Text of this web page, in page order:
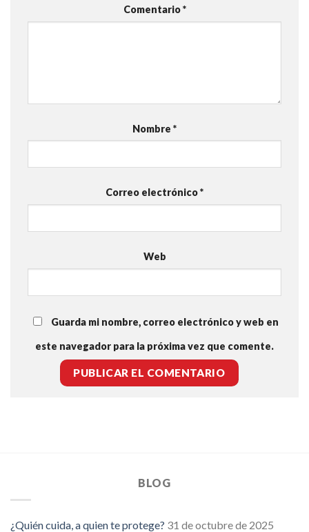
Comentario*
Nombre *
Correo electrónico*
Web
Guarda mi nombre, correo electrónico y web en
este navegador para la próxima vez que comente.
BLOG
¿Quién cuida, a quien te protege? 31 de octubre de 2025